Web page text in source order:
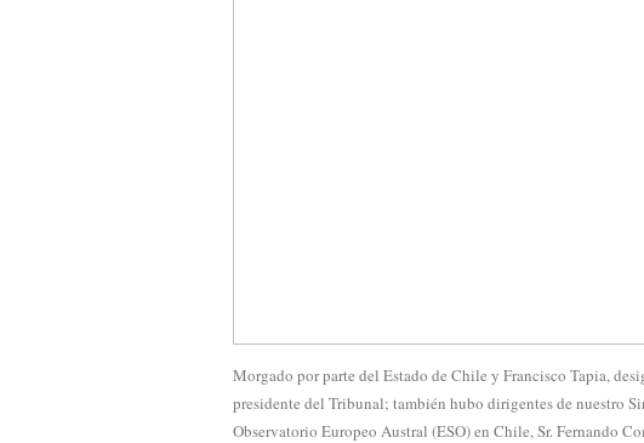
Morgado por parte del Estado de Chile y Francisco Tapia,
presidente del Tribunal; también hubo dirigentes de nuestro
Observatorio Europeo Austral (ESO) en Chile, Sr. Fernando